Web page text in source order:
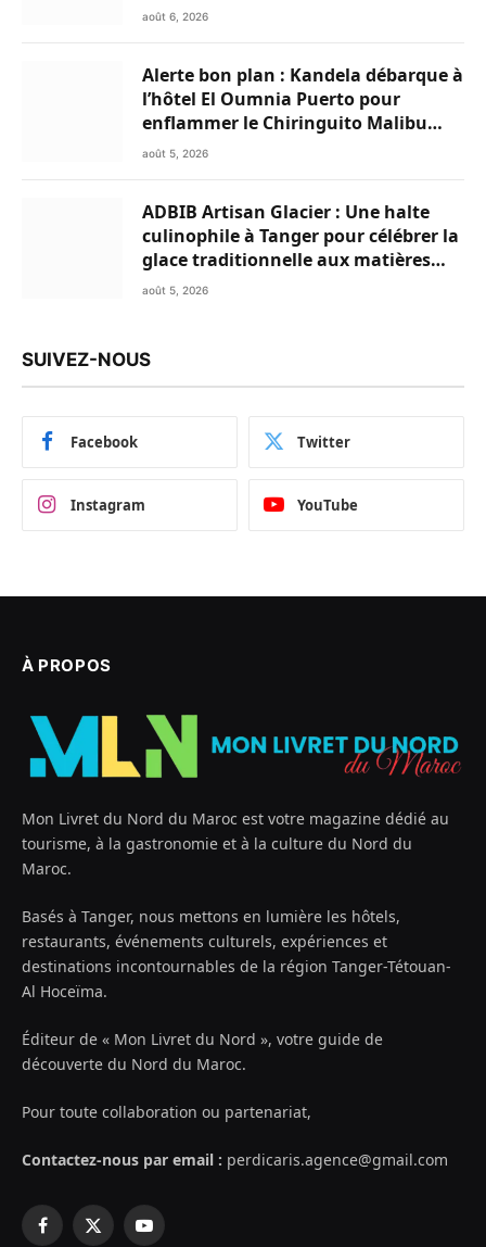
août 6, 2026
Alerte bon plan : Kandela débarque à
l’hôtel El Oumnia Puerto pour
enflammer le Chiringuito Malibu
Club
août 5, 2026
ADBIB Artisan Glacier : Une halte
culinophile à Tanger pour célébrer la
glace traditionnelle aux matières
premières de choix
août 5, 2026
SUIVEZ-NOUS
Facebook Twitter
Instagram YouTube
À PROPOS
Mon Livret du Nord du Maroc est votre magazine dédié au
tourisme, à la gastronomie et à la culture du Nord du
Maroc.
Basés à Tanger, nous mettons en lumière les hôtels,
restaurants, événements culturels, expériences et
destinations incontournables de la région Tanger-Tétouan-
Al Hoceïma.
Éditeur de « Mon Livret du Nord », votre guide de
découverte du Nord du Maroc.
Pour toute collaboration ou partenariat,
Contactez-nous par email : perdicaris.agence@gmail.com
Facebook
X
YouTube